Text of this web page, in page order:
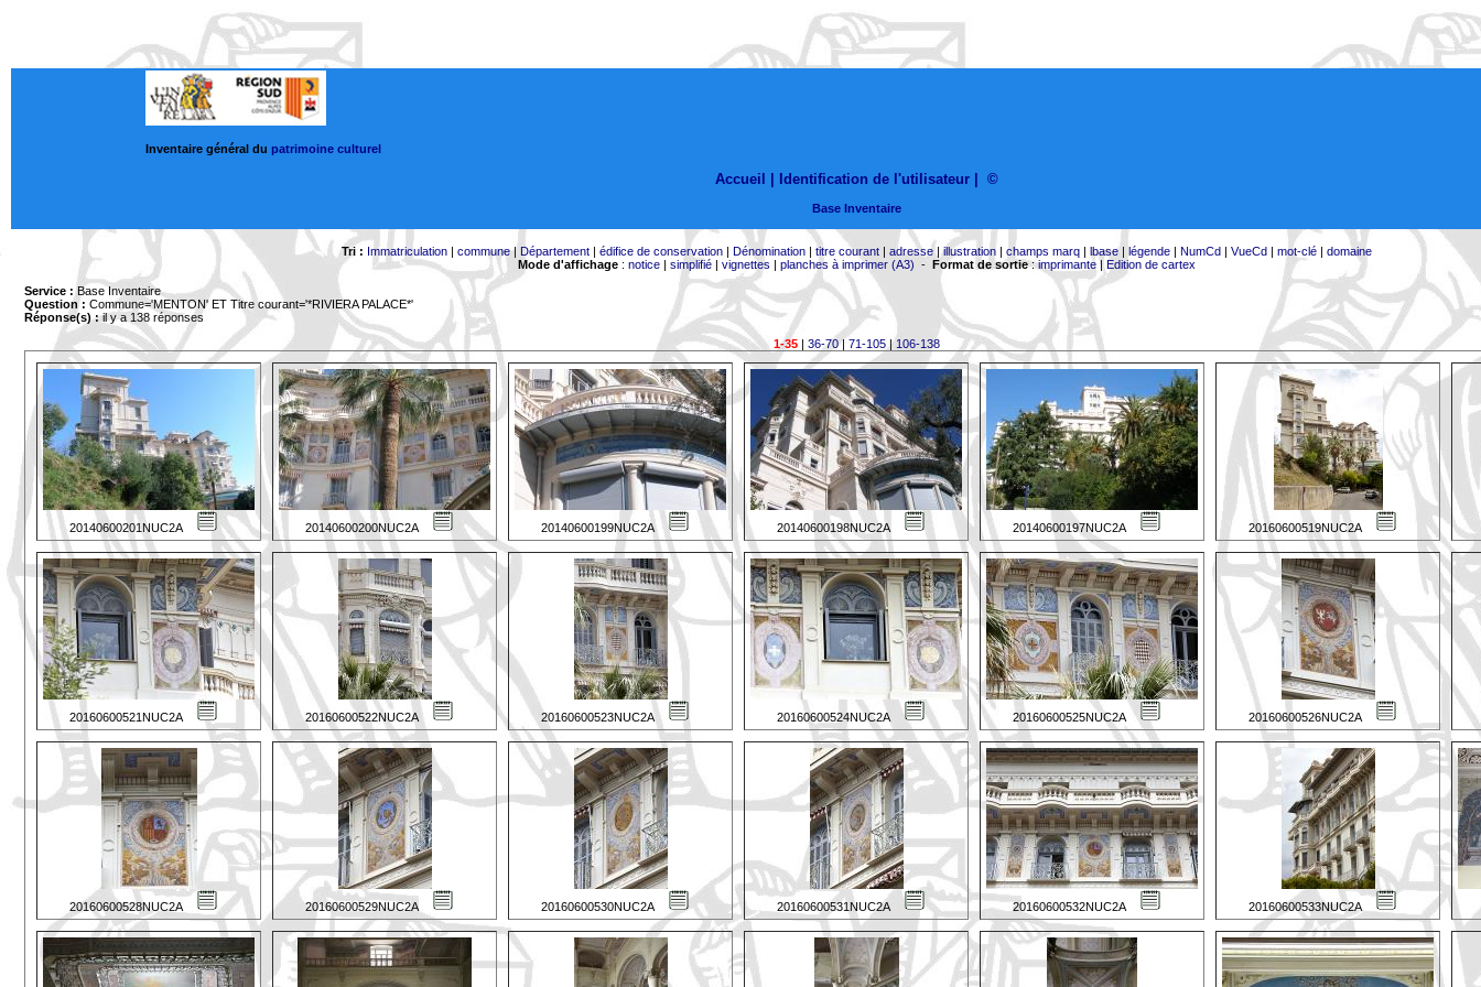
Inventaire général du patrimoine culturel
Accueil | Identification de l'utilisateur ©
Base Inventaire
Tri : Immatriculation| commune| Département| édifice de conservation| Dénomination| titre courant| adresse|illustration| champs marq| lbase| légende| NumCd| VueCd| mot-clé| domaine
Mode d'affichage: notice| simplifié| vignettes | planches à imprimer (A3) - Format de sortie:imprimante| Edition de cartex
Service : Base Inventaire
Question : Commune='MENTON' ET Titre courant='*RIVIERA PALACE*'
Réponse(s) :il y a 138 réponses
1-35| 36-70| 71-105|106-138
20140600201NUC2A 20140600200NUC2A 20140600199NUC2A 20140600198NUC2A 20140600197NUC2A 20160600519NUC2A
20160600521NUC2A 20160600522NUC2A 20160600523NUC2A 20160600524NUC2A 20160600525NUC2A 20160600526NUC2A
20160600528NUC2A 20160600529NUC2A 20160600530NUC2A 20160600531NUC2A 20160600532NUC2A 20160600533NUC2A